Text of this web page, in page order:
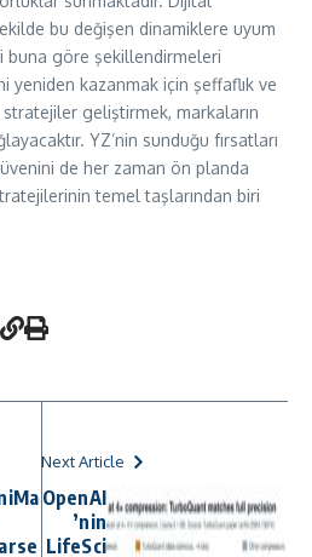
bu değişen dinamiklere uyum
buna göre şekillendirmeleri
yeniden kazanmak için şeffaflık ve
geliştirmek, markaların
YZ’nin sunduğu fırsatları
de her zaman ön planda
temel taşlarından biri
Next Article
OpenAI
’nin
LifeSci